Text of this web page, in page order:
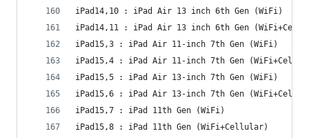
iPad14,10 : iPad Air 13 inch 6th Gen (WiFi)
iPad14,11 : iPad Air 13 inch 6th Gen
iPad15,3 : iPad Air 11-inch 7th Gen (WiFi)
iPad15,4 : iPad Air 11-inch 7th Gen
iPad15,5 : iPad Air 13-inch 7th Gen (WiFi)
iPad15,6 : iPad Air 13-inch 7th Gen
iPad15,7 : iPad 11th Gen (WiFi)
iPad15,8 : iPad 11th Gen (WiFi+Cellular)